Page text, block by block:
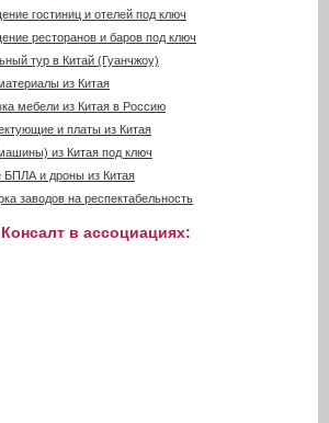
гостиниц и отелей под ключ
ресторанов и баров под ключ
тур в Китай (Гуанчжоу)
из Китая
мебели из Китая в Россию
и платы из Китая
из Китая под ключ
и дроны из Китая
заводов на респектабельность
в ассоциациях: